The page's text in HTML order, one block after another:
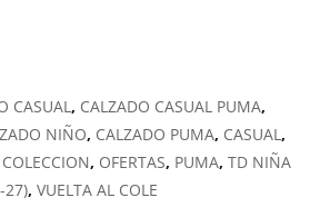
CASUAL, CALZADO CASUAL PUMA,
NIÑO, CALZADO PUMA, CASUAL,
, OFERTAS, PUMA, TD NIÑA
27), VUELTA AL COLE